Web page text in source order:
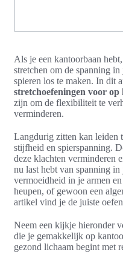
Als je een kantoorbaan
stretchen om de spanning
spieren los te maken. In dit
stretchoefeningen voor
zijn om de flexibiliteit te
verminderen.
Langdurig zitten kan leiden
stijfheid en spierspanning.
deze klachten verminderen
nu last hebt van spanning
vermoeidheid in je armen
heupen, of gewoon een
artikel vind je de juiste
Neem een kijkje hieronder
die je gemakkelijk op
gezond lichaam begint met